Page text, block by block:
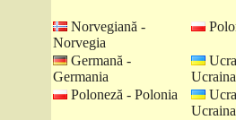
Norvegiană -
Norvegia
Germană -
Germania
Ucraina
Poloneză - Polonia
Ucraina